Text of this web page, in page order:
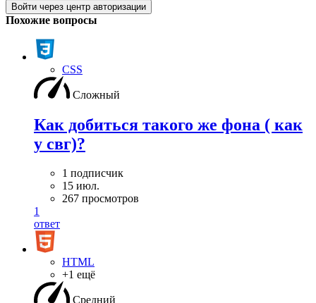
Войти через центр авторизации
Похожие вопросы
CSS
Сложный
Как добиться такого же фона ( как
у свг)?
1 подписчик
15 июл.
267 просмотров
1
ответ
HTML
+1 ещё
Средний